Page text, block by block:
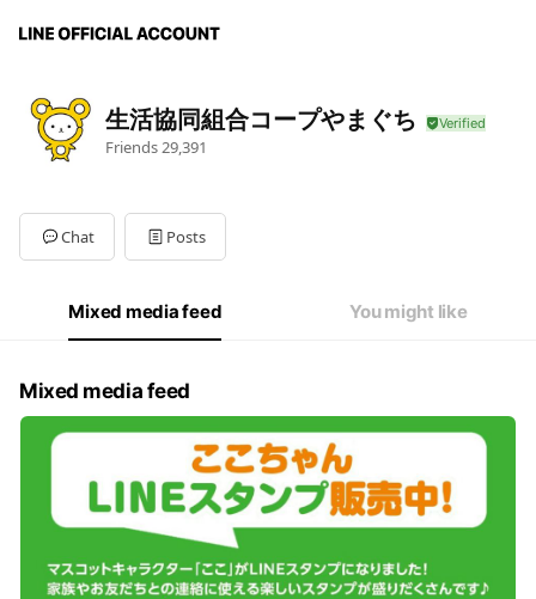
生活協同組合コープやまぐち
Friends 29,391
Chat Posts
Mixed media feed You might like
Mixed media feed